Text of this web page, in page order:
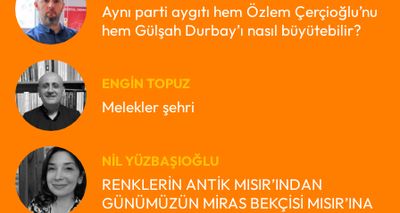
Aynı parti aygıtı hem Özlem Çerçioğlu’nu
hem Gülşah Durbay’ı nasıl büyütebilir?
ENGIN TOPUZ
Melekler şehri
NIL YÜZBAŞIOĞLU
RENKLERİN ANTİK MISIR’INDAN
GÜNÜMÜZÜN MİRAS BEKÇİSİ MISIR’INA